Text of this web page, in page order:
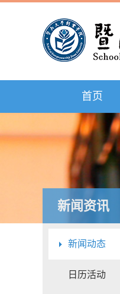
首页
新闻资讯
新闻动态
日历活动